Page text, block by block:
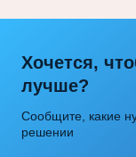
Хочется,
лучше?
Сообщите, какие
решении